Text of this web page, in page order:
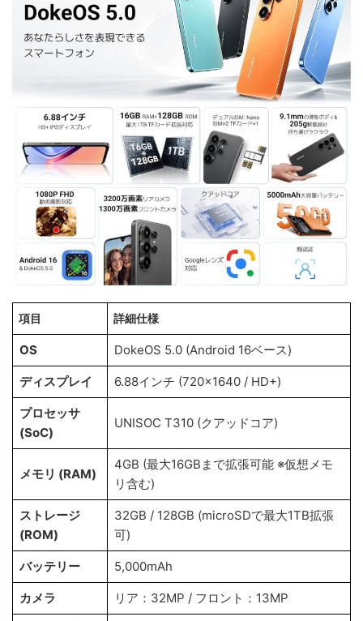
項目 詳細仕様
OS DokeOS 5.0 (Android 16ベース)
ディスプレイ 6.88インチ (720×1640 / HD+)
プロセッサ
(SoC)
UNISOC T310 (クアッドコア)
メモリ (RAM)
4GB (最大16GBまで拡張可能 ※仮想メモ
リ含む)
ストレージ
(ROM)
32GB / 128GB (microSDで最大1TB拡張
可)
バッテリー 5,000mAh
カメラ リア：32MP / フロント：13MP